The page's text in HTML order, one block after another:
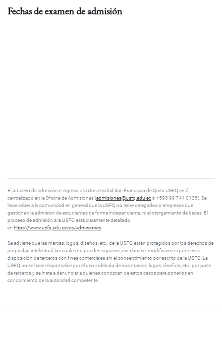
Fechas de examen de admisión
El proceso de admisión e ingreso a la Universidad San Francisco de Quito USFQ está
centralizado en la Oficina de Admisiones (admisiones@usfq.edu.ecó +593 99 741 0135). Se
hace saber a la comunidad en general que la USFQ no tiene delegados o empresas que
gestionen la admisión de estudiantes de forma independiente, ni el otorgamiento de becas. El
proceso de admisión a la USFQ está claramente detallado
en https://www.usfq.edu.ec/es/admisiones.
Se advierte que las marcas, logos, diseños, etc., de la USFQ están protegidos por los derechos de
propiedad intelectual, los cuales no pueden copiarse, distribuirse, modificarse ni ponerse a
disposición de terceros con fines comerciales sin el consentimiento por escrito de la USFQ. La
USFQ no se hace responsable por el uso indebido de sus marcas, logos, diseños, etc., por parte
de terceros y se insta a denunciar a quienes conozcan de estos casos para ponerlos en
conocimiento de la autoridad competente.